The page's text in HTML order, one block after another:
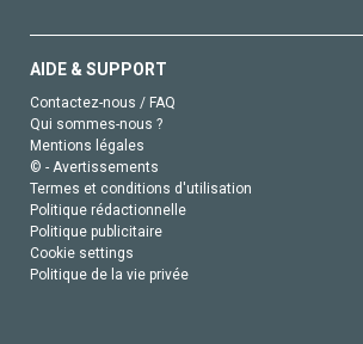
AIDE & SUPPORT
Contactez-nous / FAQ
Qui sommes-nous ?
Mentions légales
© - Avertissements
Termes et conditions d'utilisation
Politique rédactionnelle
Politique publicitaire
Cookie settings
Politique de la vie privée